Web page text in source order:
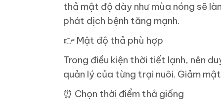
thả mật độ dày như mùa nóng sẽ
phát dịch bệnh tăng mạnh.
👉 Mật độ thả phù hợp
Trong điều kiện thời tiết lạnh, nên
quản lý của từng trại nuôi. Giảm
⏰ Chọn thời điểm thả giống